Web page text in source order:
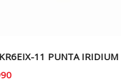
11 PUNTA IRIDIUM